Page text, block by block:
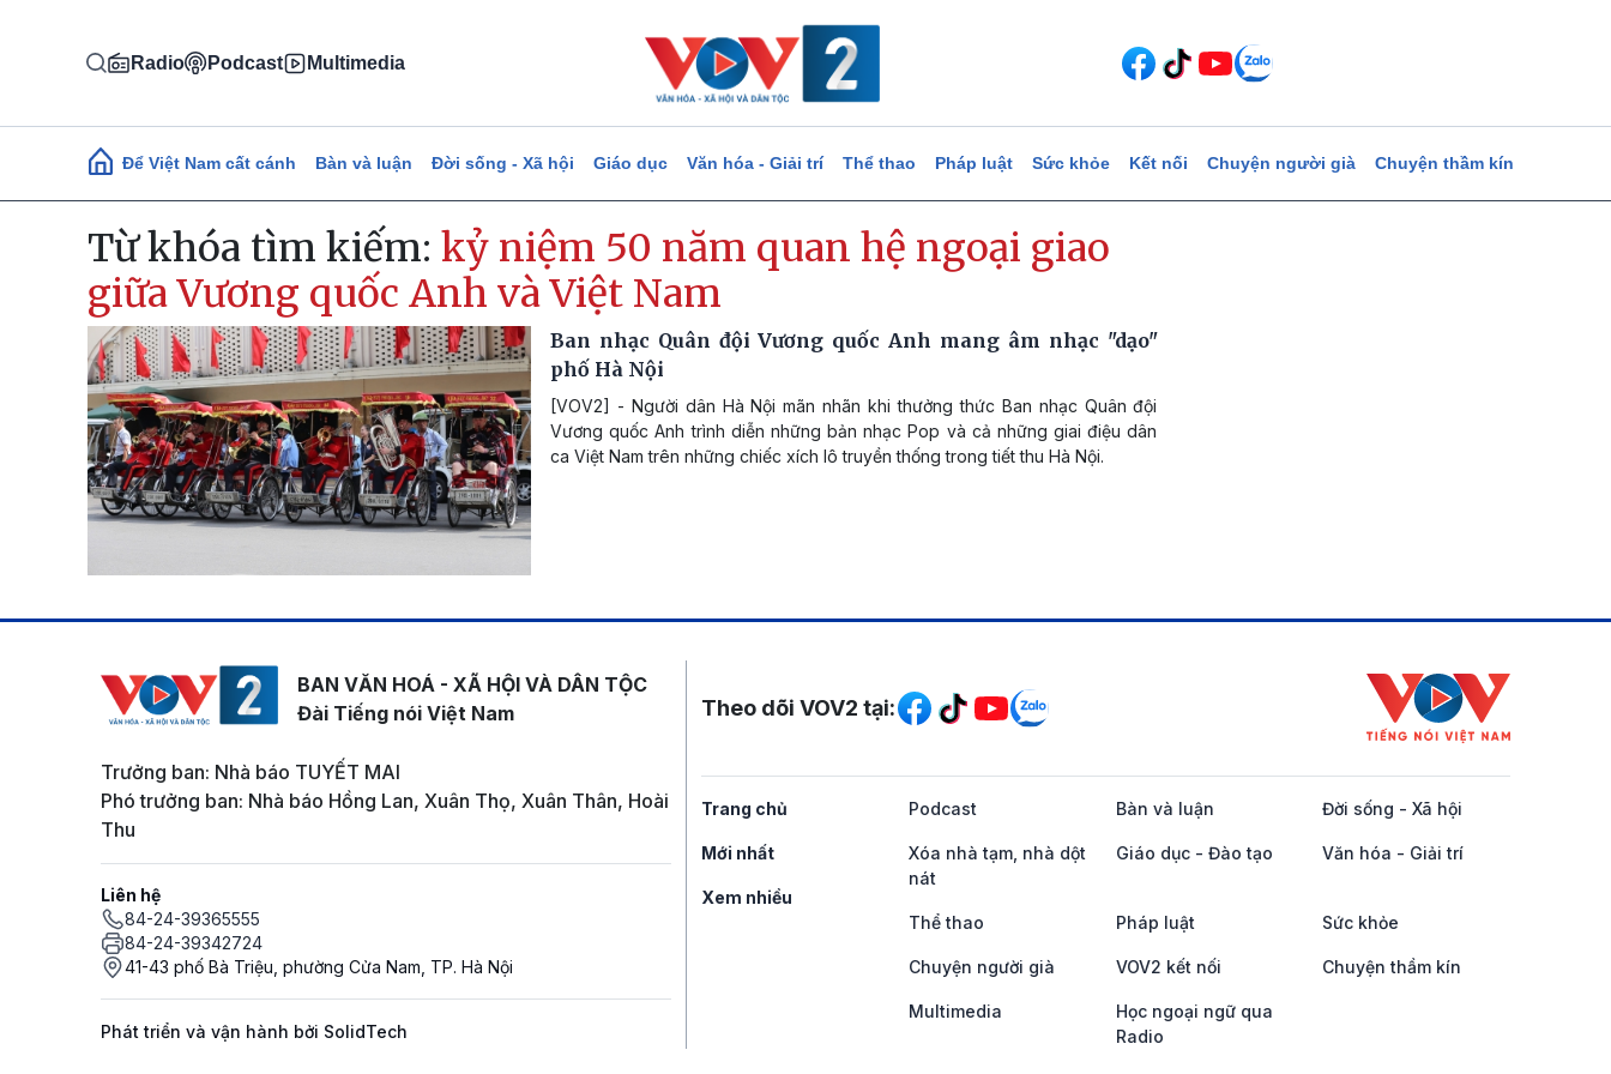
Radio Podcast Multimedia
Main navigation
Để Việt Nam cất cánh Bàn và luận Đời sống - Xã hội Giáo dục Văn hóa - Giải trí Thể thao Pháp luật Sức khỏe Kết nối Chuyện người già Chuyện thầm kín
Từ khóa tìm kiếm: kỷ niệm 50 năm quan hệ ngoại giao
giữa Vương quốc Anh và Việt Nam
Ban nhạc Quân đội Vương quốc Anh mang âm nhạc "dạo"
phố Hà Nội
[VOV2] - Người dân Hà Nội mãn nhãn khi thưởng thức Ban nhạc Quân đội
Vương quốc Anh trình diễn những bản nhạc Pop và cả những giai điệu dân
ca Việt Nam trên những chiếc xích lô truyền thống trong tiết thu Hà Nội.
BAN VĂN HOÁ - XÃ HỘI VÀ DÂN TỘC
Đài Tiếng nói Việt Nam
Trưởng ban: Nhà báo TUYẾT MAI
Phó trưởng ban: Nhà báo Hồng Lan, Xuân Thọ, Xuân Thân, Hoài
Thu
Liên hệ
84-24-39365555
84-24-39342724
41-43 phố Bà Triệu, phường Cửa Nam, TP. Hà Nội
Phát triển và vận hành bởi SolidTech
Mạng xã hội
Theo dõi VOV2 tại:
Trang chủ
Mới nhất
Xem nhiều
Podcast Bàn và luận Đời sống - Xã hội
Xóa nhà tạm, nhà dột
nát
Giáo dục - Đào tạo Văn hóa - Giải trí
Thể thao Pháp luật Sức khỏe
Chuyện người già VOV2 kết nối Chuyện thầm kín
Multimedia
Học ngoại ngữ qua
Radio